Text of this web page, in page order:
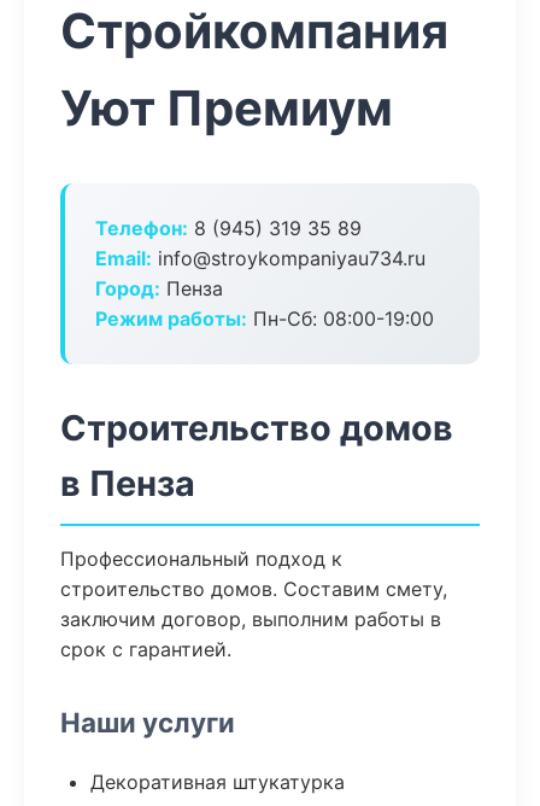
Стройкомпания
Уют Премиум
Телефон: 8 (945) 319 35 89
Email: info@stroykompaniyau734.ru
Город: Пенза
Режим работы: Пн-Сб: 08:00-19:00
Строительство домов
в Пенза
Профессиональный подход к
строительство домов. Составим смету,
заключим договор, выполним работы в
срок с гарантией.
Наши услуги
Декоративная штукатурка